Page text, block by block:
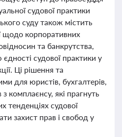
судової практики
суду також містить
щодо корпоративних
та банкрутства,
судової практики у
Ці рішення та
для юристів, бухгалтерів,
з комплаєнсу, які прагнуть
тенденціях судової
захист прав і свобод у